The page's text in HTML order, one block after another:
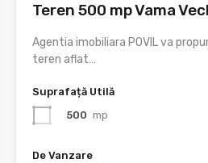
Teren 500 mp Vama
Agentia imobiliara POVIL va
teren aflat…
Suprafață Utilă
500 mp
De Vanzare